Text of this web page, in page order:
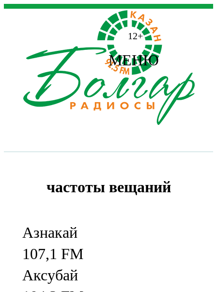
12+
МЕНЮ
частоты вещаний
Азнакай
107,1 FM
Аксубай